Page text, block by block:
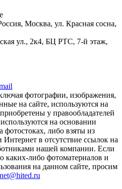
Москва, ул. Красная сосна,
ул., 2к4, БЦ РТС, 7-й этаж,
фотографии, изображения,
на сайте, используются на
у правообладателей
на основании
либо взяты из
в отсутствие ссылок на
нашей компании. Если
каких-либо фотоматериалов и
на данном сайте, просим